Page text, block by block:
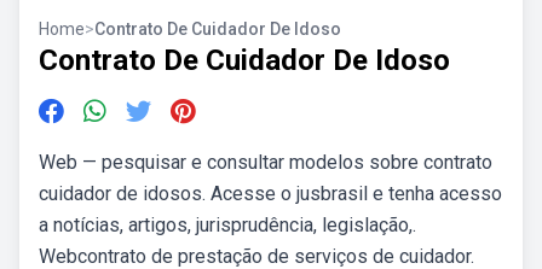
Home>Contrato De Cuidador De Idoso
Contrato De Cuidador De Idoso
Web — pesquisar e consultar modelos sobre contrato
cuidador de idosos. Acesse o jusbrasil e tenha acesso
a notícias, artigos, jurisprudência, legislação,.
Webcontrato de prestação de serviços de cuidador.